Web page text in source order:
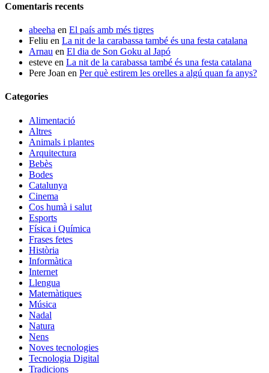
Comentaris recents
abeeha en El país amb més tigres
Feliu en La nit de la carabassa també és una festa catalana
Arnau en El dia de Son Goku al Japó
esteve en La nit de la carabassa també és una festa catalana
Pere Joan en Per què estirem les orelles a algú quan fa anys?
Categories
Alimentació
Altres
Animals i plantes
Arquitectura
Bebès
Bodes
Catalunya
Cinema
Cos humà i salut
Esports
Física i Química
Frases fetes
Història
Informàtica
Internet
Llengua
Matemàtiques
Música
Nadal
Natura
Nens
Noves tecnologies
Tecnologia Digital
Tradicions